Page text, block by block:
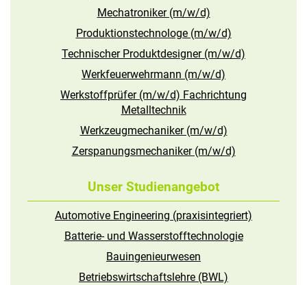
Mechatroniker (m/w/d)
Produktionstechnologe (m/w/d)
Technischer Produktdesigner (m/w/d)
Werkfeuerwehrmann (m/w/d)
Werkstoffprüfer (m/w/d) Fachrichtung
Metalltechnik
Werkzeugmechaniker (m/w/d)
Zerspanungsmechaniker (m/w/d)
Unser Studienangebot
Automotive Engineering (praxisintegriert)
Batterie- und Wasserstofftechnologie
Bauingenieurwesen
Betriebswirtschaftslehre (BWL)